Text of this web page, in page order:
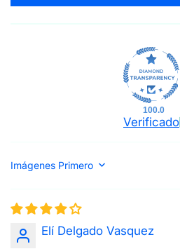
100.0
Verificado
Sort by
Elí Delgado Vasquez